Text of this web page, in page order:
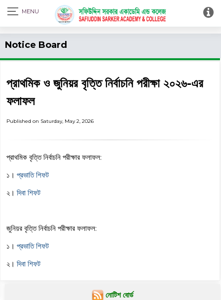
Print Admit Card
Notice Board
প্রাথমিক ও জুনিয়র বৃত্তি নির্বাচনি পরীক্ষা ২০২৬-এর
ফলাফল
Published on Saturday, May 2, 2026
প্রাথমিক বৃত্তি নির্বাচনি পরীক্ষার ফলাফল:
১। প্রভাতি শিফট
২। দিবা শিফট
জুনিয়র বৃত্তি নির্বাচনি পরীক্ষার ফলাফল:
১। প্রভাতি শিফট
২। দিবা শিফট
নোটিশ বোর্ড